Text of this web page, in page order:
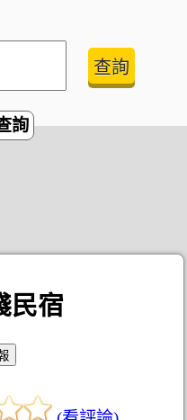
詢
民宿